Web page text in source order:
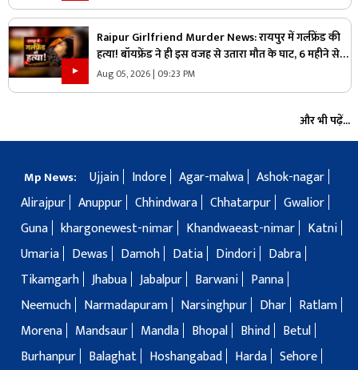
Raipur Girlfriend Murder News: रायपुर में गर्लफ्रेंड की
हत्या! बॉयफ्रेंड ने ही इस वजह से उतारा मौत के घाट, 6 महीने से
रह रहे थे लिव इन में
Aug 05, 2026 | 09:23 PM
और भी पढ़ें...
Mp News: Ujjain Indore Agar-malwa Ashok-nagar
Alirajpur Anuppur Chhindwara Chhatarpur Gwalior
Guna khargonewest-nimar Khandwaeast-nimar
Katni
Umaria
Dewas Damoh Datia Dindori
Dabra
Tikamgarh Jhabua Jabalpur Barwani
Panna
Neemuch
Narmadapuram Narsinghpur Dhar
Ratlam
Morena
Mandsaur Mandla Bhopal Bhind
Betul
Burhanpur
Balaghat Hoshangabad Harda Sehore